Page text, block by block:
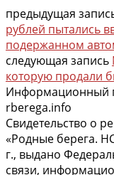
предыдущая
рублей пытались
подержанном
следующая запись
которую продали
Информационный
rberega.info
Свидетельство о
«Родные берега.
г., выдано
связи,